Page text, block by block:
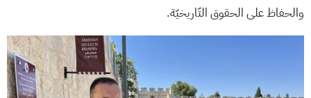
والحفاظ على الحقوق التّاريخيّة.